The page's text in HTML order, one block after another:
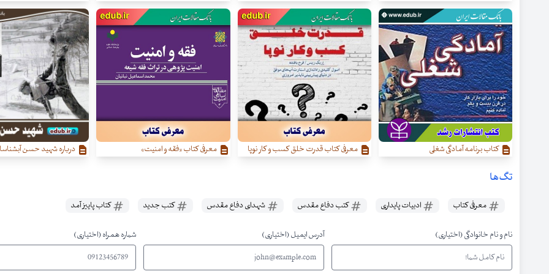
کتاب برنامه آمادگی شغلی معرفی کتاب قدرت خلق کسب‌ و کار نوپا معرفی کتاب «فقه و امنیت» درباره شهید حسن
تگ‌ها
معرفی کتاب ادبیات پایداری کتب دفاع مقدس شهدای دفاع مقدس کتب جدید کتاب پاییز آمد
نام و نام خانوادگی (اختیاری) آدرس ایمیل (اختیاری) شماره همراه (اختیاری)